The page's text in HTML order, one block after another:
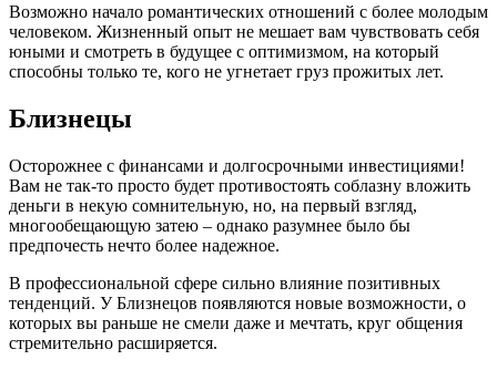
Возможно начало романтических отношений с более молодым
человеком. Жизненный опыт не мешает вам чувствовать себя
юными и смотреть в будущее с оптимизмом, на который
способны только те, кого не угнетает груз прожитых лет.
Близнецы
Осторожнее с финансами и долгосрочными инвестициями!
Вам не так-то просто будет противостоять соблазну вложить
деньги в некую сомнительную, но, на первый взгляд,
многообещающую затею – однако разумнее было бы
предпочесть нечто более надежное.
В профессиональной сфере сильно влияние позитивных
тенденций. У Близнецов появляются новые возможности, о
которых вы раньше не смели даже и мечтать, круг общения
стремительно расширяется.